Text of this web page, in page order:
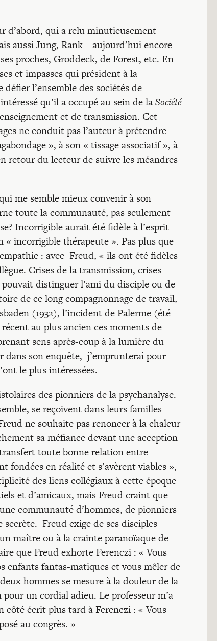
d’abord, qui a relu minutieusement
aussi Jung, Rank – aujourd’hui encore
proches, Groddeck, de Forest, etc. En
et impasses qui président à la
l’ensemble des sociétés de
qu’il a occupé au sein de laSociété
et de transmission. Cet
ne conduit pas l’auteur à prétendre
», à son « tissage associatif », à
retour du lecteur de suivre les méandres
me semble mieux convenir à son
toute la communauté, pas seulement
Incorrigible aurait été fidèle à l’esprit
incorrigible thérapeute ». Pas plus que
: avec Freud, « ils ont été fidèles
Crises de la transmission, crises
distinguer l’ami du disciple ou de
de ce long compagnonnage de travail,
(1932), l’incident de Palerme (été
au plus ancien ces moments de
sens après-coup à la lumière du
dans son enquête, j’emprunterai pour
le plus intéressées.
des pionniers de la psychanalyse.
se reçoivent dans leurs familles
ne souhaite pas renoncer à la chaleur
sa méfiance devant une acception
toute bonne relation entre
fondées en réalité et s’avèrent viables »,
des liens collégiaux à cette époque
et d’amicaux, mais Freud craint que
communauté d’hommes, de pionniers
Freud exige de ses disciples
maître ou à la crainte paranoïaque de
que Freud exhorte Ferenczi : « Vous
enfants fantas-matiques et vous mêler de
hommes se mesure à la douleur de la
un cordial adieu. Le professeur m’a
côté écrit plus tard à Ferenczi : « Vous
au congrès. »